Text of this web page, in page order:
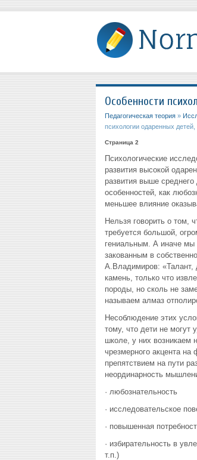
Особенности
Педагогическая теория»
психологии одаренных
Страница 2
Психологические
развития высокой
развития выше среднего
особенностей, как
меньшее влияние
Нельзя говорить о том,
требуется большой,
гениальным. А иначе мы
закованным в
А.Владимиров: «Талант,
камень, только что
породы, но сколь не
называем алмаз
Несоблюдение этих
тому, что дети не могут
школе, у них возникаем
чрезмерного акцента
препятствием на пути
неординарность
· любознательность
· исследовательское
· повышенная
· избирательность в
т.п.)